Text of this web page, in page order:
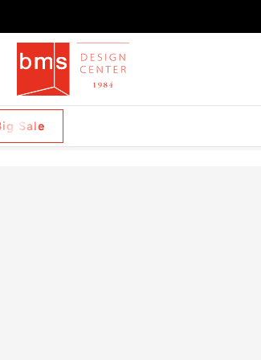
Sale